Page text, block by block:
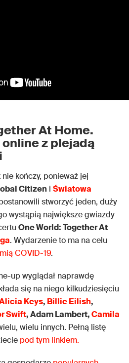
At Home.
z plejadą
kończy, ponieważ jej
Citizen i Światowa
stworzyć jeden, duży
wystąpią największe gwiazdy
One World: Together At
. Wydarzenie to ma na celu
COVID-19.
up wyglądał naprawdę
się na niego kilkudziesięciu
Keys, Billie Eilish,
Swift, Adam Lambert,Camila
wielu innych. Pełną listę
pod tym linkiem.